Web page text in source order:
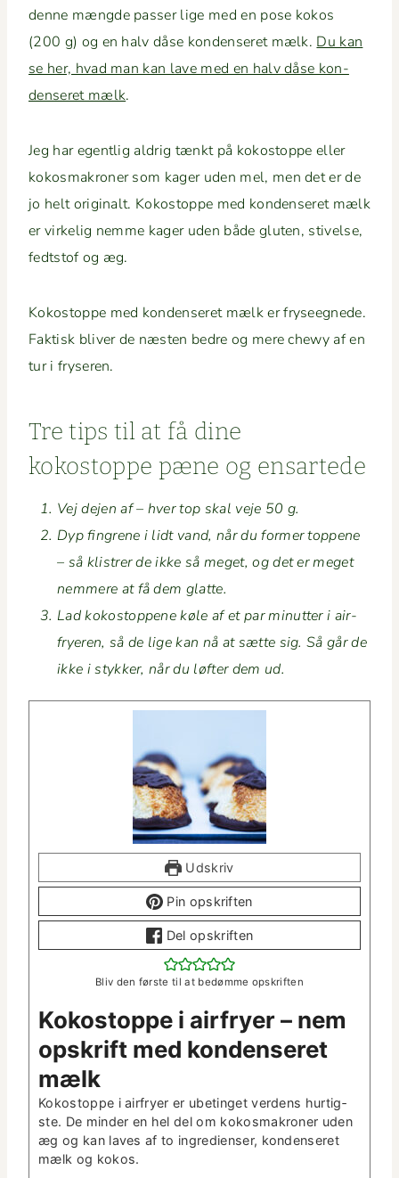
denne mængde pass­er lige med en pose kokos
(200 g) og en halv dåse kon­denseret mælk. Du kan
se her, hvad man kan lave med en halv dåse kon­
denseret mælk.
Jeg har egentlig aldrig tænkt på kokostoppe eller
kokos­makro­ner som kager uden mel, men det er de
jo helt orig­inalt. Kokostoppe med kon­denseret mælk
er virke­lig nemme kager uden både gluten, stivelse,
fedt­stof og æg.
Kokostoppe med kon­denseret mælk er fry­seeg­nede.
Fak­tisk bliv­er de næsten bedre og mere chewy af en
tur i fryseren.
Tre tips til at få dine
kokostoppe pæne og ensartede
Vej dejen af – hver top skal veje 50 g.
Dyp fin­grene i lidt vand, når du for­mer top­pene
– så klistr­er de ikke så meget, og det er meget
nem­mere at få dem glatte.
Lad kokostop­pene køle af et par min­ut­ter i air­
fry­eren, så de lige kan nå at sætte sig. Så går de
ikke i stykker, når du løfter dem ud.
Udskriv
Pin opskriften
Del opskriften
Bliv den første til at bedømme opskriften
Kokostoppe i air­fry­er – nem
opskrift med kon­denseret
mælk
Kokostoppe i air­fry­er er ubetinget ver­dens hur­tig­
ste. De min­der en hel del om kokos­makro­ner uden
æg og kan laves af to ingre­di­enser, kon­denseret
mælk og kokos.